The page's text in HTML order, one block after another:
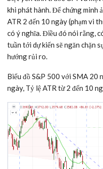
khi phát hành. Để chứng minh
ATR 2 đến 10 ngày (phạm vi
có ý nghĩa. Điều đó nói rằng,
tuần tới dự kiến sẽ ngăn chặn
hướng rủi ro.
Biểu đồ S&P 500 với SMA 20
ngày, Tỷ lệ ATR từ 2 đến 10